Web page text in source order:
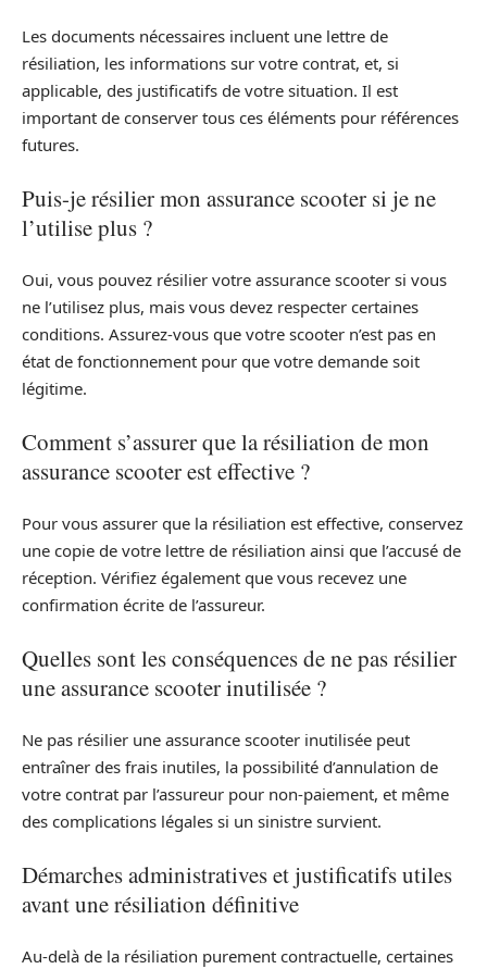
Les documents nécessaires incluent une lettre de
résiliation, les informations sur votre contrat, et, si
applicable, des justificatifs de votre situation. Il est
important de conserver tous ces éléments pour références
futures.
Puis-je résilier mon assurance scooter si je ne
l’utilise plus ?
Oui, vous pouvez résilier votre assurance scooter si vous
ne l’utilisez plus, mais vous devez respecter certaines
conditions. Assurez-vous que votre scooter n’est pas en
état de fonctionnement pour que votre demande soit
légitime.
Comment s’assurer que la résiliation de mon
assurance scooter est effective ?
Pour vous assurer que la résiliation est effective, conservez
une copie de votre lettre de résiliation ainsi que l’accusé de
réception. Vérifiez également que vous recevez une
confirmation écrite de l’assureur.
Quelles sont les conséquences de ne pas résilier
une assurance scooter inutilisée ?
Ne pas résilier une assurance scooter inutilisée peut
entraîner des frais inutiles, la possibilité d’annulation de
votre contrat par l’assureur pour non-paiement, et même
des complications légales si un sinistre survient.
Démarches administratives et justificatifs utiles
avant une résiliation définitive
Au-delà de la résiliation purement contractuelle, certaines